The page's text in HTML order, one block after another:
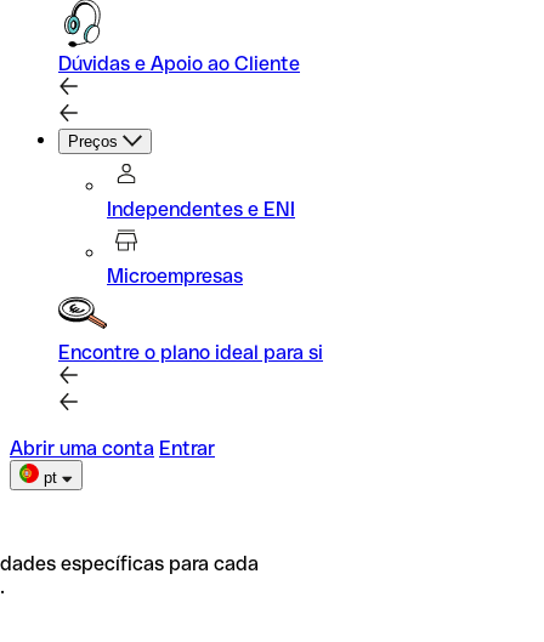
Dúvidas e Apoio ao Cliente
Preços
Independentes e ENI
Microempresas
Encontre o plano ideal para si
Abrir uma conta Entrar
pt
específicas para cada